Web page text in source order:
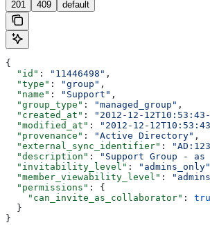
201 409 default
{
  "id"
: "11446498" ,
  "type"
: "group" ,
  "name"
: "Support" ,
  "group_type"
: "managed_group" ,
  "created_at"
: "2012-12-
  "modified_at"
: "2012-12-
  "provenance"
: "Active Directory" ,
  "external_sync_identifier"
:
  "description"
:
"Support Group -
  "invitability_level"
: "admins_only"
  "member_viewability_level"
:
  "permissions"
: {
    "can_invite_as_collaborator"
:
  }
}